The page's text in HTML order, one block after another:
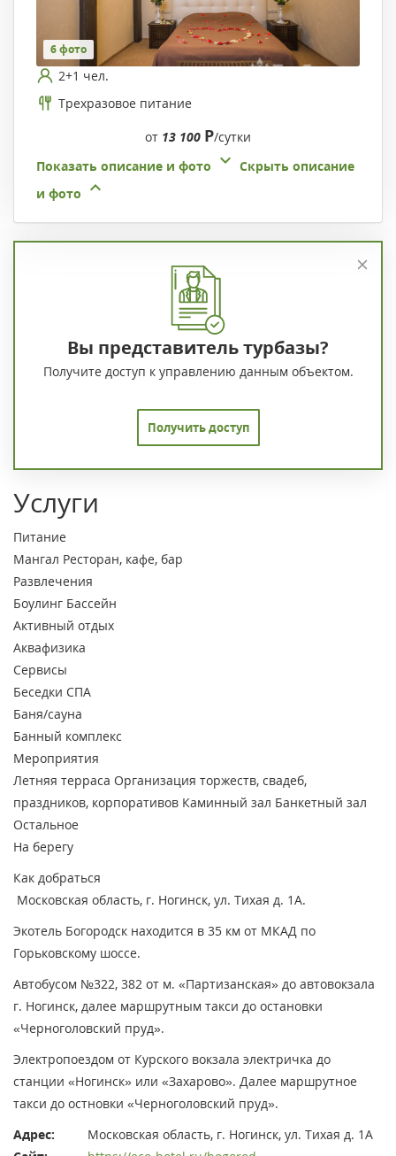
6 фото
2+1 чел.
Трехразовое питание
от 13 100 Р/сутки
Показать описание и фото
Скрыть описание
и фото
Вы представитель турбазы?
Получите доступ к управлению данным объектом.
Получить доступ
Услуги
Питание
Мангал Ресторан, кафе, бар
Развлечения
Боулинг Бассейн
Активный отдых
Аквафизика
Сервисы
Беседки СПА
Баня/сауна
Банный комплекс
Мероприятия
Летняя терраса Организация торжеств, свадеб,
праздников, корпоративов Каминный зал Банкетный зал
Остальное
На берегу
Как добраться
Московская область, г. Ногинск, ул. Тихая д. 1А.
Экотель Богородск находится в 35 км от МКАД по
Горьковскому шоссе.
Автобусом №322, 382 от м. «Партизанская» до автовокзала
г. Ногинск, далее маршрутным такси до остановки
«Черноголовский пруд».
Электропоездом от Курского вокзала электричка до
станции «Ногинск» или «Захарово». Далее маршрутное
такси до остновки «Черноголовский пруд».
Адрес:
Московская область, г. Ногинск, ул. Тихая д. 1А